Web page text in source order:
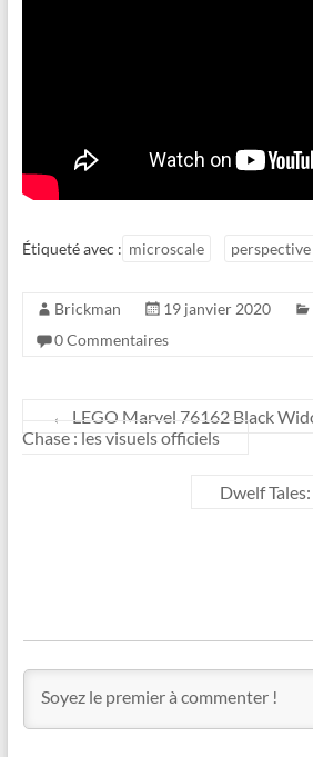
Étiqueté avec : microscale perspective
Brickman 19 janvier 2020
0 Commentaires
←
LEGO Marvel 76162 Black
Chase : les visuels officiels
Dwelf